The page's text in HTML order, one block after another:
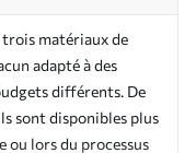
matériaux de
adapté à des
différents. De
sont disponibles plus
ou lors du processus